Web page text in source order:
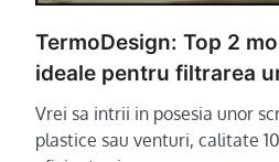
TermoDesign: Top 2
ideale pentru filtrarea
Vrei sa intrii in posesia unor
plastice sau venturi, calitate